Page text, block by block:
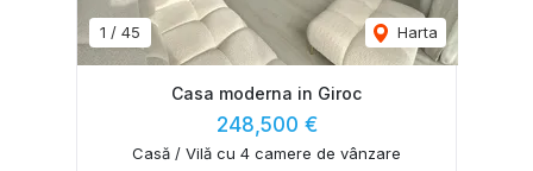
1 / 45 Harta
Casa moderna in Giroc
248,500 €
Casă / Vilă cu 4 camere de vânzare